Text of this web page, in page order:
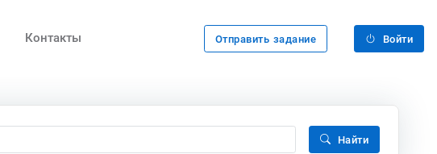
Контакты Отправить задание Войти
Найти